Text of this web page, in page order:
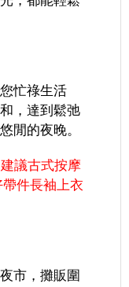
忙祿生活
，達到鬆弛
閒的夜晚。
議古式按摩
件長袖上衣
市，攤販圍